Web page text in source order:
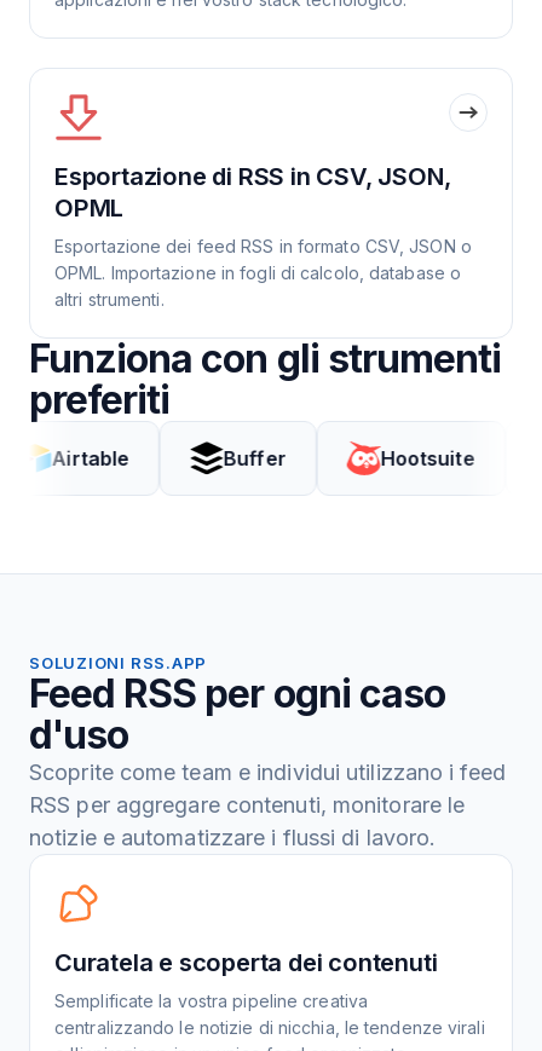
Esportazione di RSS in CSV, JSON,
OPML
Esportazione dei feed RSS in formato CSV, JSON o
OPML. Importazione in fogli di calcolo, database o
altri strumenti.
Funziona con gli strumenti
preferiti
Buffer Hootsuite
SOLUZIONI RSS.APP
Feed RSS per ogni caso
d'uso
Scoprite come team e individui utilizzano i feed
RSS per aggregare contenuti, monitorare le
notizie e automatizzare i flussi di lavoro.
Curatela e scoperta dei contenuti
Semplificate la vostra pipeline creativa
centralizzando le notizie di nicchia, le tendenze virali